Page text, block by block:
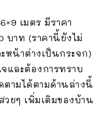
เมตร มีราคา
บาท (ราคานี้ยังไม่
หน้าต่างเป็นกระจก)
ละต้องการทราบ
ตามได้ตามด้านล่างนี้
ยๆ เพิ่มเติมของบ้าน